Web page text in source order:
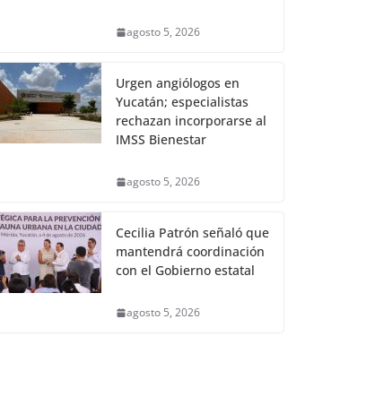
agosto 5, 2026
Urgen angiólogos en
Yucatán; especialistas
rechazan incorporarse al
IMSS Bienestar
agosto 5, 2026
Cecilia Patrón señaló que
mantendrá coordinación
con el Gobierno estatal
agosto 5, 2026